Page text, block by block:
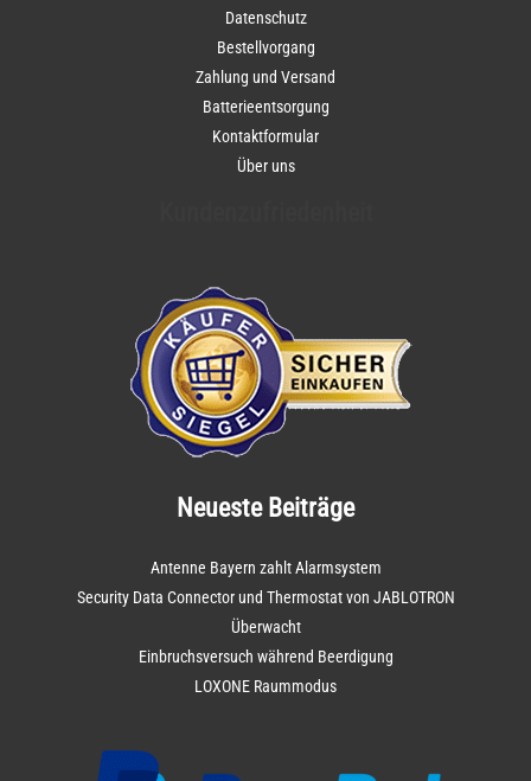
Datenschutz
Bestellvorgang
Zahlung und Versand
Batterieentsorgung
Kontaktformular
Über uns
Neueste Beiträge
Antenne Bayern zahlt Alarmsystem
Security Data Connector und Thermostat von JABLOTRON
Überwacht
Einbruchsversuch während Beerdigung
LOXONE Raummodus